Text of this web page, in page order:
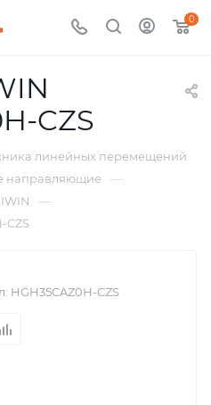
0
CZS
линейных перемещений
направляющие —
—
CZS
HGH35CAZ0H-CZS